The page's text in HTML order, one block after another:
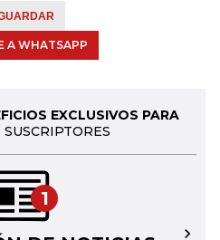
A WHATSAPP
EXCLUSIVOS PARA
1